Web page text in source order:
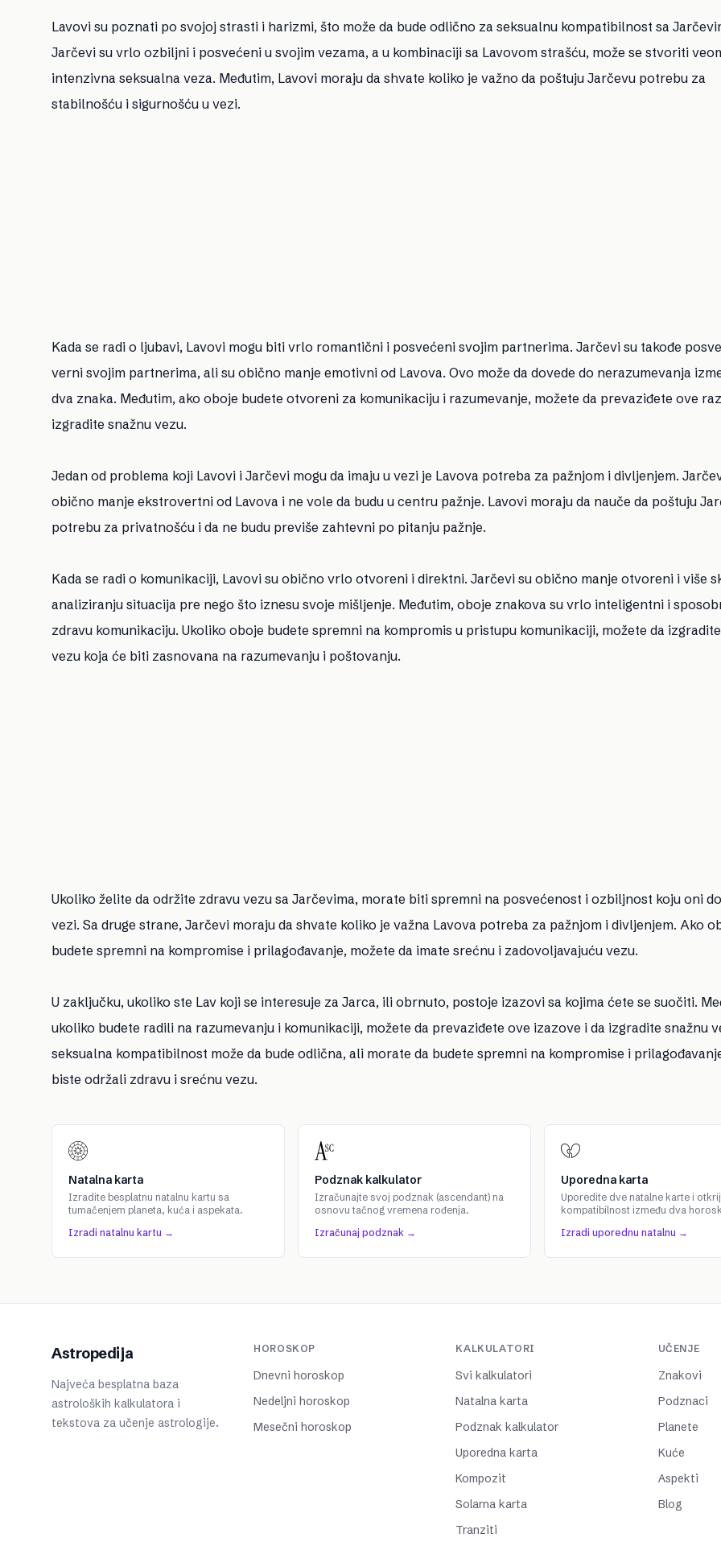
Lavovi su poznati po svojoj strasti i harizmi, što može da bude odlično za seksualnu kompatibilnost sa
Jarčevi su vrlo ozbiljni i posvećeni u svojim vezama, a u kombinaciji sa Lavovom strašću, može se stvoriti
intenzivna seksualna veza. Međutim, Lavovi moraju da shvate koliko je važno da poštuju Jarčevu potrebu za
stabilnošću i sigurnošću u vezi.
Kada se radi o ljubavi, Lavovi mogu biti vrlo romantični i posvećeni svojim partnerima. Jarčevi su takođe
verni svojim partnerima, ali su obično manje emotivni od Lavova. Ovo može da dovede do nerazumevanja
dva znaka. Međutim, ako oboje budete otvoreni za komunikaciju i razumevanje, možete da prevaziđete ove
izgradite snažnu vezu.
Jedan od problema koji Lavovi i Jarčevi mogu da imaju u vezi je Lavova potreba za pažnjom i divljenjem.
obično manje ekstrovertni od Lavova i ne vole da budu u centru pažnje. Lavovi moraju da nauče da poštuju
potrebu za privatnošću i da ne budu previše zahtevni po pitanju pažnje.
Kada se radi o komunikaciji, Lavovi su obično vrlo otvoreni i direktni. Jarčevi su obično manje otvoreni i više
analiziranju situacija pre nego što iznesu svoje mišljenje. Međutim, oboje znakova su vrlo inteligentni i
zdravu komunikaciju. Ukoliko oboje budete spremni na kompromis u pristupu komunikaciji, možete da
vezu koja će biti zasnovana na razumevanju i poštovanju.
Ukoliko želite da održite zdravu vezu sa Jarčevima, morate biti spremni na posvećenost i ozbiljnost koju oni
vezi. Sa druge strane, Jarčevi moraju da shvate koliko je važna Lavova potreba za pažnjom i divljenjem. Ako
budete spremni na kompromise i prilagođavanje, možete da imate srećnu i zadovoljavajuću vezu.
U zaključku, ukoliko ste Lav koji se interesuje za Jarca, ili obrnuto, postoje izazovi sa kojima ćete se suočiti.
ukoliko budete radili na razumevanju i komunikaciji, možete da prevaziđete ove izazove i da izgradite snažnu
seksualna kompatibilnost može da bude odlična, ali morate da budete spremni na kompromise i
biste održali zdravu i srećnu vezu.
Natalna karta
Izradite besplatnu natalnu kartu sa
tumačenjem planeta, kuća i aspekata.
Izradi natalnu kartu →
Podznak kalkulator
Izračunajte svoj podznak (ascendant) na
osnovu tačnog vremena rođenja.
Izračunaj podznak →
Uporedna karta
Uporedite dve natalne karte i
kompatibilnost između dva
Izradi uporednu natalnu →
Astropedija
Najveća besplatna baza
astroloških kalkulatora i
tekstova za učenje astrologije.
HOROSKOP
Dnevni horoskop
Nedeljni horoskop
Mesečni horoskop
KALKULATORI
Svi kalkulatori
Natalna karta
Podznak kalkulator
Uporedna karta
Kompozit
Solarna karta
Tranziti
UČENJE
Znakovi
Podznaci
Planete
Kuće
Aspekti
Blog